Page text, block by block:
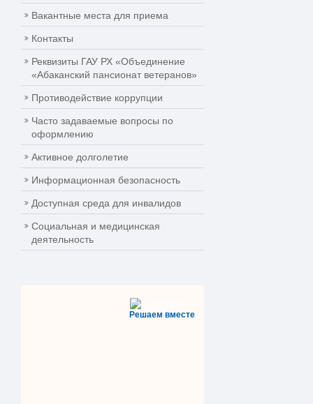
Вакантные места для приема
Контакты
Реквизиты ГАУ РХ «Объединение
«Абаканский пансионат ветеранов»
Противодействие коррупции
Часто задаваемые вопросы по
оформлению
Активное долголетие
Информационная безопасность
Доступная среда для инвалидов
Социальная и медицинская
деятельность
Решаем вместе